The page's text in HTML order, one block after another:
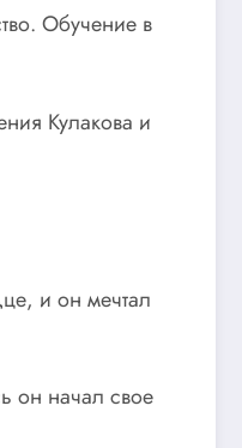
Обучение в
Кулакова и
и он мечтал
он начал свое